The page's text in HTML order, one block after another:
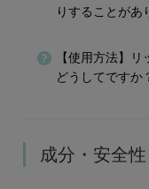
りすることがあ
【使用方法】
どうしてですか
成分・安全性